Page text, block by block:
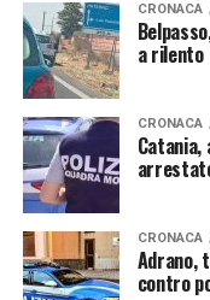
CRONACA
a rilento
CRONACA
CRONACA
Adrano,
contro